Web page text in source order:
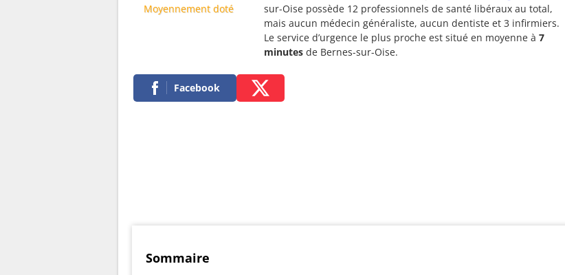
Moyennement doté
sur-Oise possède 12 professionnels de santé libéraux au total,
mais aucun médecin généraliste, aucun dentiste et 3 infirmiers.
Le service d’urgence le plus proche est situé en moyenne à 7
minutes de Bernes-sur-Oise.
Facebook
Sommaire